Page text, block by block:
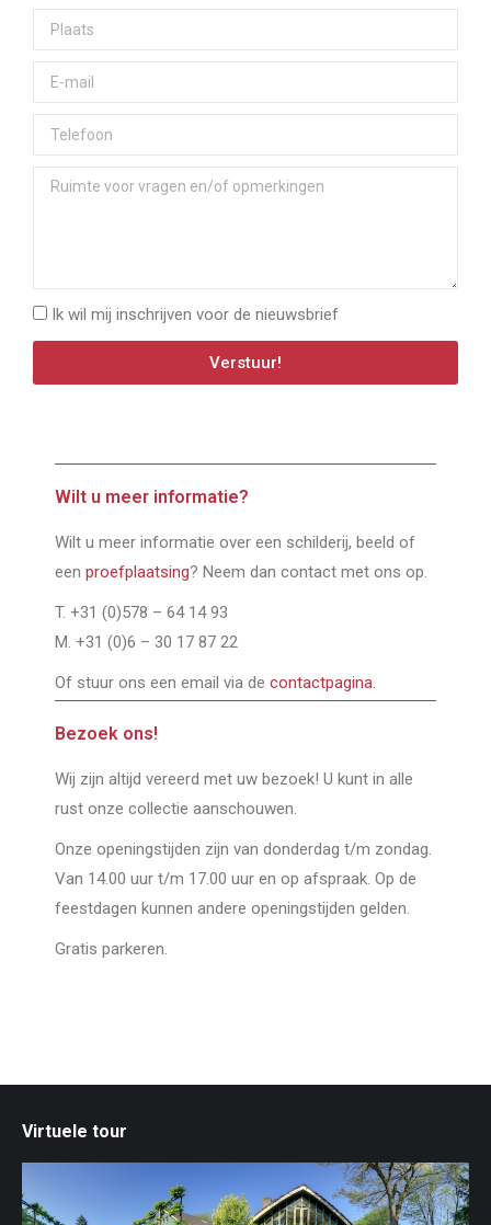
Ik wil mij inschrijven voor de nieuwsbrief
Verstuur!
Wilt u meer informatie?
Wilt u meer informatie over een schilderij, beeld of
een proefplaatsing? Neem dan contact met ons op.
T. +31 (0)578 – 64 14 93
M. +31 (0)6 – 30 17 87 22
Of stuur ons een email via de contactpagina.
Bezoek ons!
Wij zijn altijd vereerd met uw bezoek! U kunt in alle
rust onze collectie aanschouwen.
Onze openingstijden zijn van donderdag t/m zondag.
Van 14.00 uur t/m 17.00 uur en op afspraak. Op de
feestdagen kunnen andere openingstijden gelden.
Gratis parkeren.
Virtuele tour